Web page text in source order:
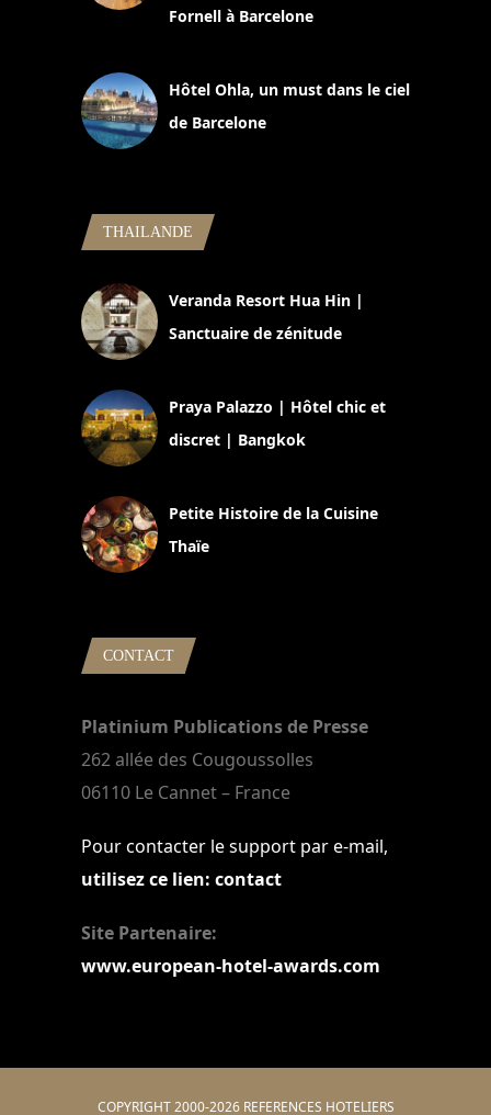
Fornell à Barcelone
Hôtel Ohla, un must dans le ciel
de Barcelone
THAILANDE
Veranda Resort Hua Hin |
Sanctuaire de zénitude
Praya Palazzo | Hôtel chic et
discret | Bangkok
Petite Histoire de la Cuisine
Thaïe
CONTACT
Platinium Publications de Presse
262 allée des Cougoussolles
06110 Le Cannet – France
Pour contacter le support par e-mail,
utilisez ce lien: contact
Site Partenaire:
www.european-hotel-awards.com
COPYRIGHT 2000-2026 REFERENCES HOTELIERS